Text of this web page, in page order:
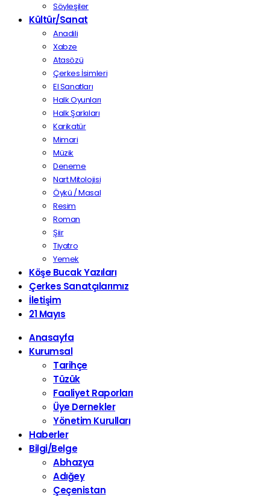
Söyleşiler
Kültür/Sanat
Anadili
Xabze
Atasözü
Çerkes İsimleri
El Sanatları
Halk Oyunları
Halk Şarkıları
Karikatür
Mimari
Müzik
Deneme
Nart Mitolojisi
Öykü / Masal
Resim
Roman
Şiir
Tiyatro
Yemek
Köşe Bucak Yazıları
Çerkes Sanatçılarımız
İletişim
21 Mayıs
Anasayfa
Kurumsal
Tarihçe
Tüzük
Faaliyet Raporları
Üye Dernekler
Yönetim Kurulları
Haberler
Bilgi/Belge
Abhazya
Adığey
Çeçenistan